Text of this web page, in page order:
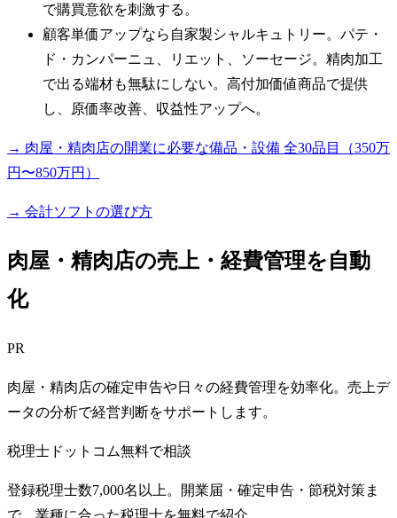
で購買意欲を刺激する。
顧客単価アップなら自家製シャルキュトリー。パテ・
ド・カンパーニュ、リエット、ソーセージ。精肉加工
で出る端材も無駄にしない。高付加価値商品で提供
し、原価率改善、収益性アップへ。
→ 肉屋・精肉店の開業に必要な備品・設備 全30品目（350万
円〜850万円）
→ 会計ソフトの選び方
肉屋・精肉店の売上・経費管理を自動
化
PR
肉屋・精肉店の確定申告や日々の経費管理を効率化。売上デ
ータの分析で経営判断をサポートします。
税理士ドットコム無料で相談
登録税理士数7,000名以上。開業届・確定申告・節税対策ま
で、業種に合った税理士を無料で紹介。